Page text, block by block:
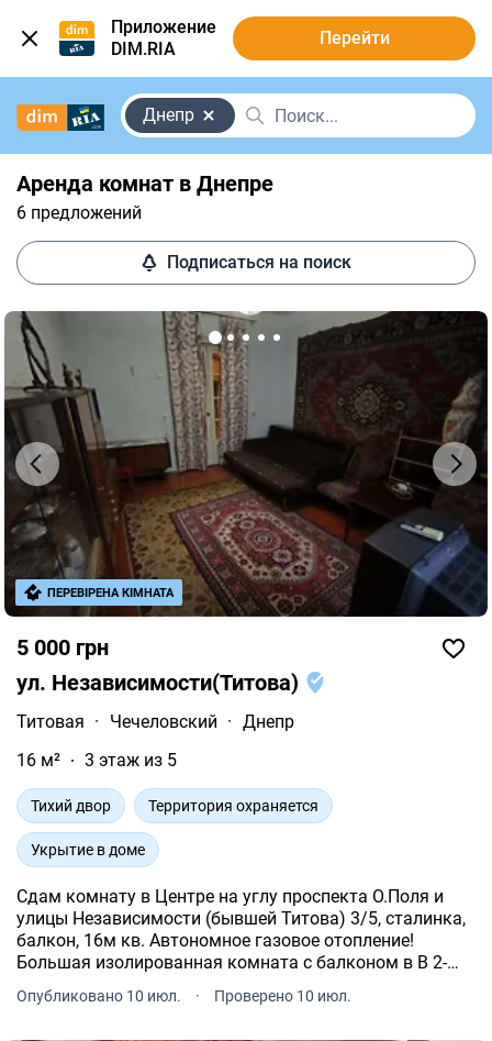
Приложение
DIM.RIA
Перейти
Днепр
Аренда комнат в Днепре
6 предложений
Подписаться на поиск
5 000 грн
ул. Независимости(Титова)
Титовая · Чечеловский · Днепр
16 м²
3 этаж из 5
Тихий двор Территория охраняется
Укрытие в доме
Сдам комнату в Центре на углу проспекта О.Поля и
улицы Независимости (бывшей Титова) 3/5, сталинка,
балкон, 16м кв. Автономное газовое отопление!
Большая изолированная комната с балконом в В 2-
комнатной квартире. Во второй комнате живет
хозяйка достойная леди.
Опубликовано 10 июл. · Проверено 10 июл.
ПЕРЕВІРЕНА КІМНАТА